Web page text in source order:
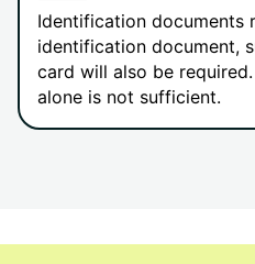
Identification documents
identification document,
card will also be required.
alone is not sufficient.